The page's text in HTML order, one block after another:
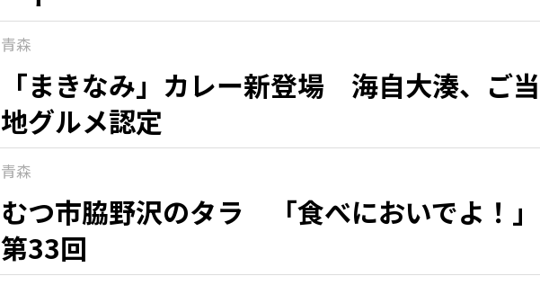
青森
「まきなみ」カレー新登場 海自大湊、ご当
地グルメ認定
青森
むつ市脇野沢のタラ 「食べにおいでよ！」
第33回